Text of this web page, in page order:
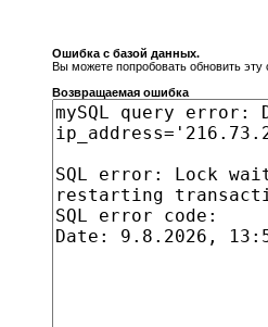
Ошибка с базой данных.
Вы можете попробовать обновить эту
Возвращаемая ошибка